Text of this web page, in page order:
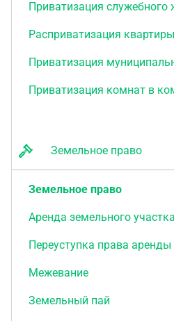
Приватизация служебного
Расприватизация квартиры
Приватизация
Приватизация комнат в
Земельное право
Земельное право
Аренда земельного участка
Переуступка права
Межевание
Земельный пай